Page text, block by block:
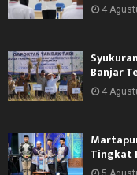
4
Banjar
4
Tingkat